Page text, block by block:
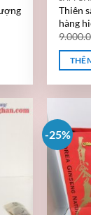
Thiên
hàng
-25%